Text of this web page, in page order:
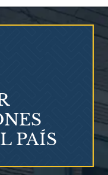
de
PAÍS